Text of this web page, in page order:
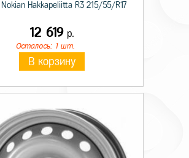
Hakkapeliitta R3 215/55/R17
12 619р.
Осталось: 1 шт.
В корзину